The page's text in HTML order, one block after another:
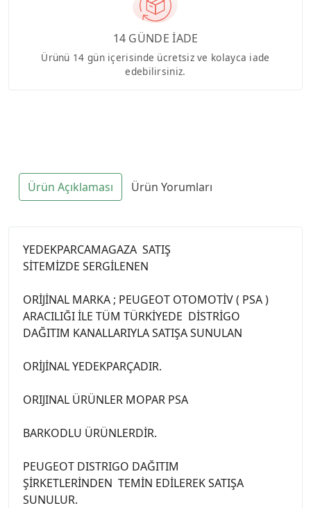
14 GÜNDE İADE
Ürünü 14 gün içerisinde ücretsiz ve kolayca iade
edebilirsiniz.
Ürün Açıklaması Ürün Yorumları
YEDEKPARCAMAGAZA SATIŞ
SİTEMİZDE SERGİLENEN
ORİJİNAL MARKA ; PEUGEOT OTOMOTİV ( PSA )
ARACILIĞI İLE TÜM TÜRKİYEDE DİSTRİGO
DAĞITIM KANALLARIYLA SATIŞA SUNULAN
ORİJİNAL YEDEKPARÇADIR.
ORIJINAL ÜRÜNLER MOPAR PSA
BARKODLU ÜRÜNLERDİR.
PEUGEOT DISTRIGO DAĞITIM
ŞİRKETLERİNDEN TEMİN EDİLEREK SATIŞA
SUNULUR.